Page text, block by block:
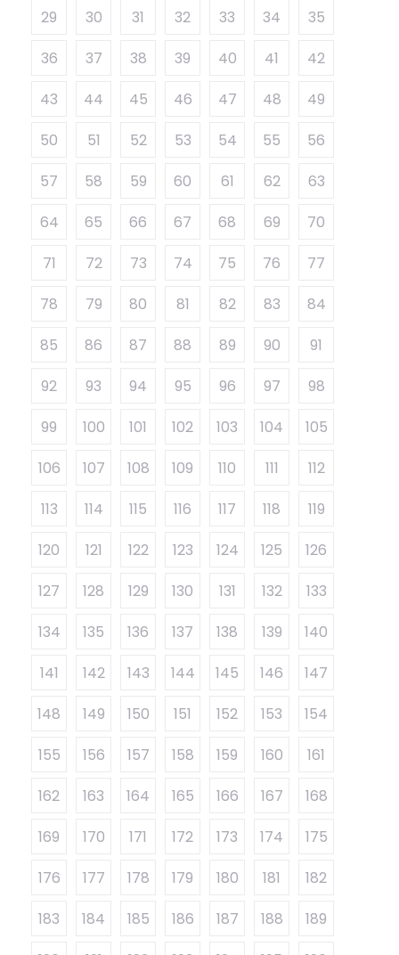
29 30 31 32 33 34
35
36
37 38 39 40 41
42
43
44 45 46 47 48
49
50
51 52 53 54 55
56
57
58 59 60 61 62
63
64
65 66 67 68 69
70
71
72 73 74 75 76
77
78
79 80 81 82 83
84
85
86 87 88 89 90
91
92
93 94 95 96 97
98
99
100 101 102 103 104
105
106
107 108 109 110 111
112
113
114 115 116 117 118
119
120
121 122 123 124 125
126
127
128 129 130 131 132
133
134
135 136 137 138 139
140
141
142 143 144 145 146
147
148
149 150 151 152 153
154
155
156 157 158 159 160
161
162
163 164 165 166 167
168
169
170 171 172 173 174
175
176
177 178 179 180 181
182
183
184 185 186 187 188
189